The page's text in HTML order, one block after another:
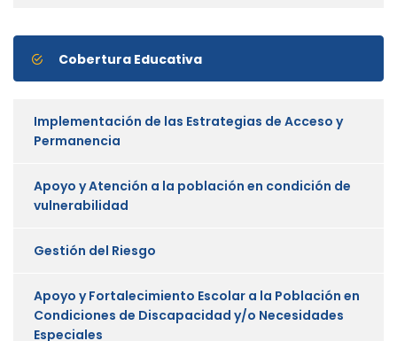
Cobertura Educativa
Implementación de las Estrategias de Acceso y
Permanencia
Apoyo y Atención a la población en condición de
vulnerabilidad
Gestión del Riesgo
Apoyo y Fortalecimiento Escolar a la Población en
Condiciones de Discapacidad y/o Necesidades
Especiales